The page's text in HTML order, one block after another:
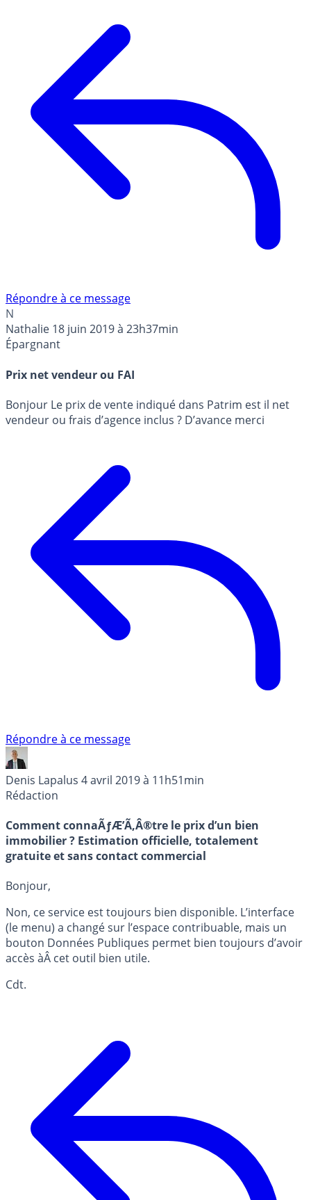
Répondre à ce message
N
Nathalie 18 juin 2019 à 23h37min
Épargnant
Prix net vendeur ou FAI
Bonjour Le prix de vente indiqué dans Patrim est il net
vendeur ou frais d’agence inclus ? D’avance merci
Répondre à ce message
Denis Lapalus 4 avril 2019 à 11h51min
Rédaction
Comment connaÃƒÆ’Ã‚Â®tre le prix d’un bien
immobilier ? Estimation officielle, totalement
gratuite et sans contact commercial
Bonjour,
Non, ce service est toujours bien disponible. L’interface
(le menu) a changé sur l’espace contribuable, mais un
bouton Données Publiques permet bien toujours d’avoir
accès àÂ cet outil bien utile.
Cdt.